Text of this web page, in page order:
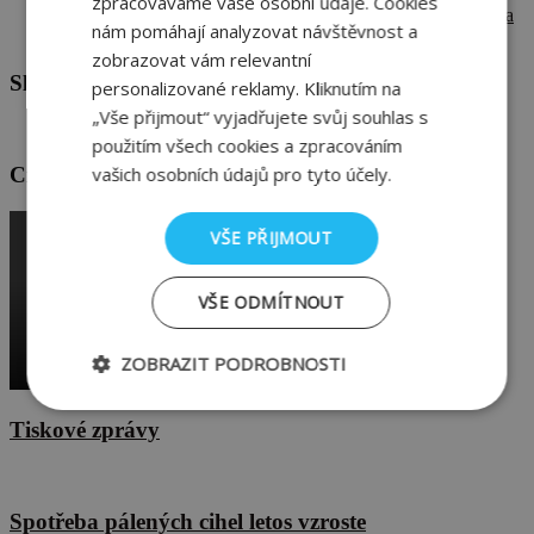
Chyby na stavbě #5: Tepelné mosty mohou zvyšovat účty za
energie i zhoršit komfort bydlení
Sledujte nás také na Facebooku
Cihla jako dobrá investice
Tiskové zprávy
Spotřeba pálených cihel letos vzroste
nám pomáhají analyzovat návštěvnost a
zobrazovat vám relevantní
personalizované reklamy. Kliknutím na
„Vše přijmout“ vyjadřujete svůj souhlas s
použitím všech cookies a zpracováním
vašich osobních údajů pro tyto účely.
VŠE PŘIJMOUT
VŠE ODMÍTNOUT
ZOBRAZIT PODROBNOSTI
Nezbytně
nutné
Výkonové
Soubory